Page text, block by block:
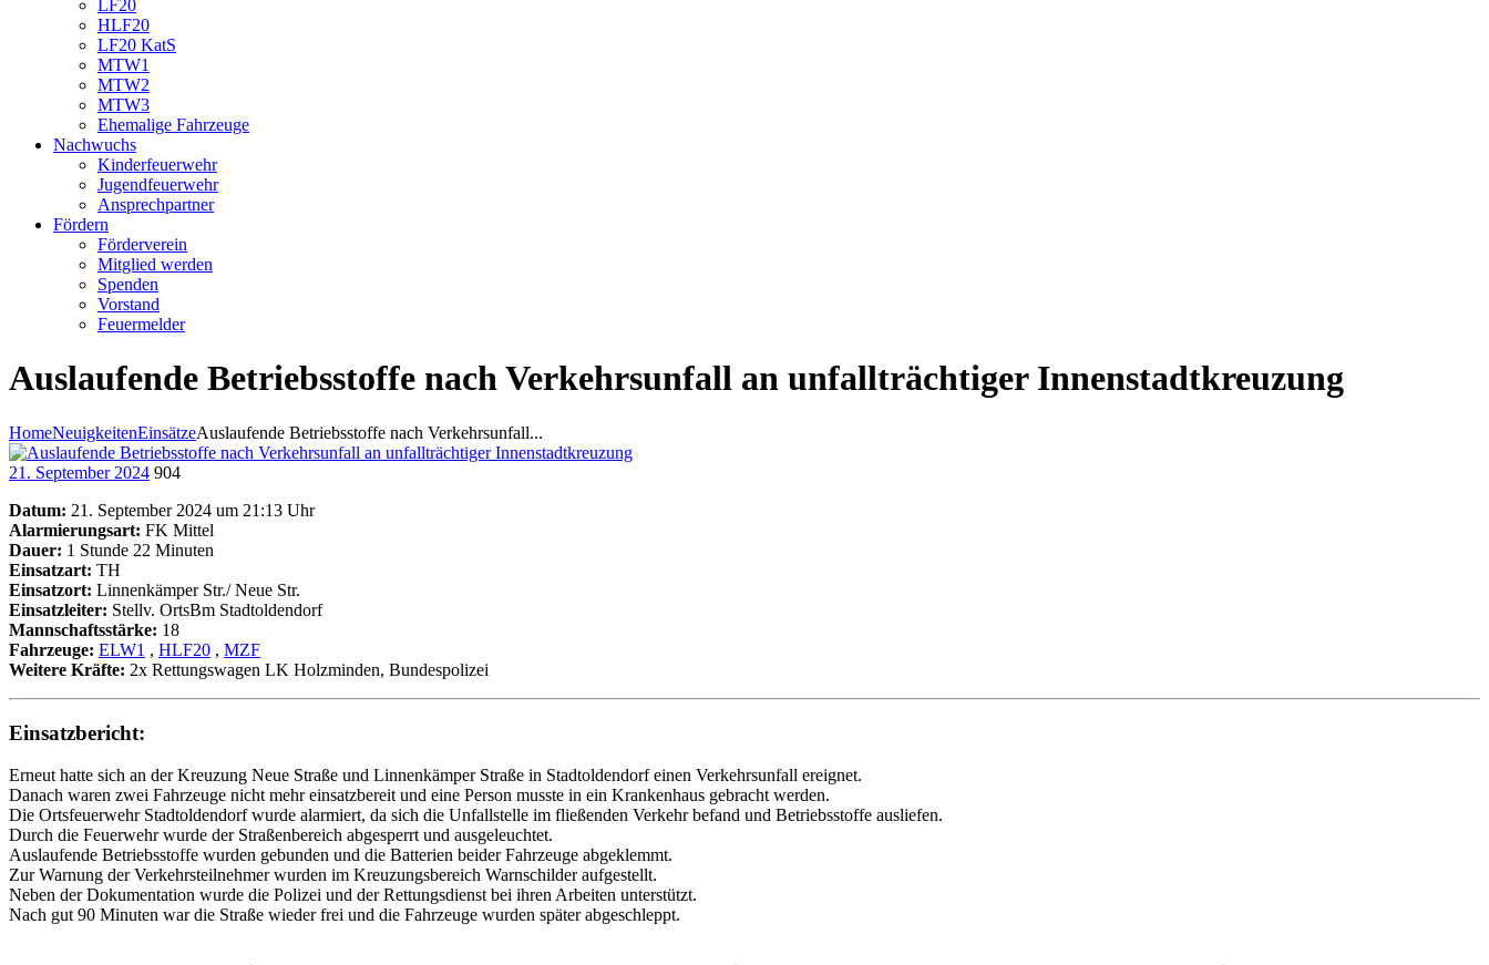
LF20
HLF20
LF20 KatS
MTW1
MTW2
MTW3
Ehemalige Fahrzeuge
Nachwuchs
Kinderfeuerwehr
Jugendfeuerwehr
Ansprechpartner
Fördern
Förderverein
Mitglied werden
Spenden
Vorstand
Feuermelder
Auslaufende Betriebsstoffe nach Verkehrsunfall an unfallträchtiger Innenstadtkreuzung
HomeNeuigkeitenEinsätzeAuslaufende Betriebsstoffe nach Verkehrsunfall...
21. September 2024 904
Datum: 21. September 2024 um 21:13 Uhr
Alarmierungsart: FK Mittel
Dauer: 1 Stunde 22 Minuten
Einsatzart: TH
Einsatzort: Linnenkämper Str./ Neue Str.
Einsatzleiter: Stellv. OrtsBm Stadtoldendorf
Mannschaftsstärke: 18
Fahrzeuge: ELW1 , HLF20 , MZF
Weitere Kräfte: 2x Rettungswagen LK Holzminden, Bundespolizei
Einsatzbericht:
Erneut hatte sich an der Kreuzung Neue Straße und Linnenkämper Straße in Stadtoldendorf einen Verkehrsunfall ereignet.
Danach waren zwei Fahrzeuge nicht mehr einsatzbereit und eine Person musste in ein Krankenhaus gebracht werden.
Die Ortsfeuerwehr Stadtoldendorf wurde alarmiert, da sich die Unfallstelle im fließenden Verkehr befand und Betriebsstoffe ausliefen.
Durch die Feuerwehr wurde der Straßenbereich abgesperrt und ausgeleuchtet.
Auslaufende Betriebsstoffe wurden gebunden und die Batterien beider Fahrzeuge abgeklemmt.
Zur Warnung der Verkehrsteilnehmer wurden im Kreuzungsbereich Warnschilder aufgestellt.
Neben der Dokumentation wurde die Polizei und der Rettungsdienst bei ihren Arbeiten unterstützt.
Nach gut 90 Minuten war die Straße wieder frei und die Fahrzeuge wurden später abgeschleppt.